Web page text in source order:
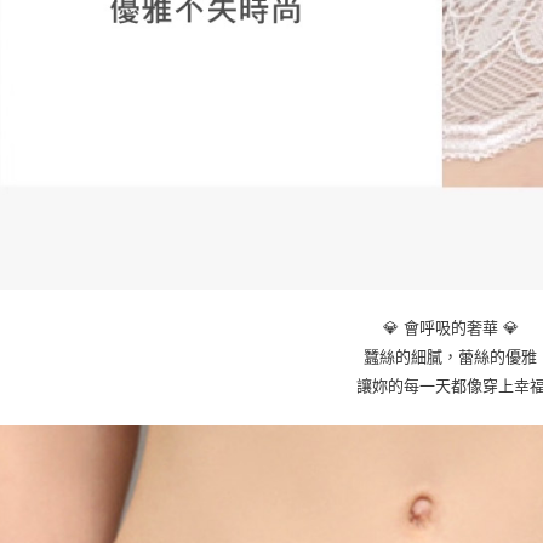
💎 會呼吸的奢華 💎
蠶絲的細膩，蕾絲的優雅
讓妳的每一天都像穿上幸